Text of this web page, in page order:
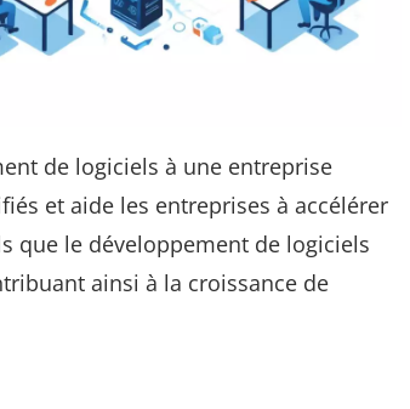
de logiciels à une entreprise
et aide les entreprises à accélérer
que le développement de logiciels
ainsi à la croissance de